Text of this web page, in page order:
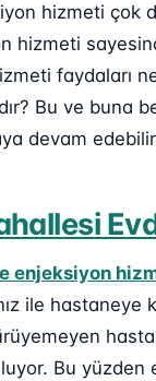
hizmeti
hizmeti
faydaları
Bu ve buna
devam
enjeksiyon
ile
Bu